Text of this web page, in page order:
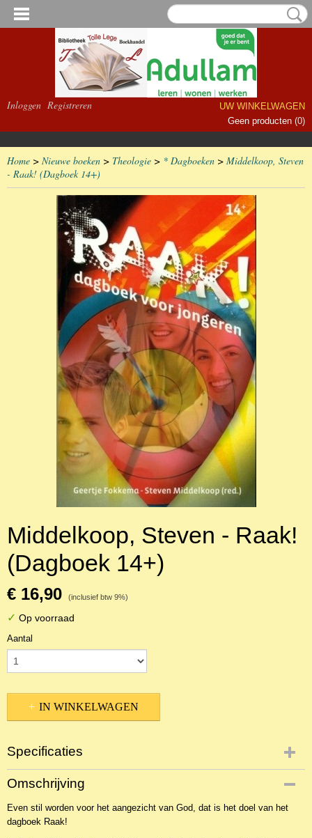
Inloggen Registreren
UW WINKELWAGEN
Geen producten (0)
Home > Nieuwe boeken > Theologie > * Dagboeken > Middelkoop, Steven
- Raak! (Dagboek 14+)
Middelkoop, Steven - Raak!
(Dagboek 14+)
€ 16,90 (inclusief btw 9%)
✓ Op voorraad
Aantal
IN WINKELWAGEN
Specificaties
Productcode
NBKTD-13431
EAN code
9789033123047
Omschrijving
Even stil worden voor het aangezicht van God, dat is het doel van het
dagboek Raak!